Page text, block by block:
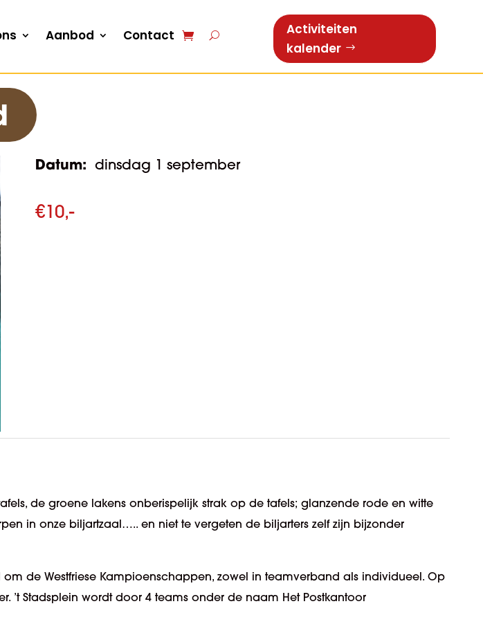
Aanbod Contact
Activiteiten
kalender
Datum: dinsdag 1 september
€10,-
de groene lakens onberispelijk strak op de tafels; glanzende rode en witte
in onze biljartzaal….. en niet te vergeten de biljarters zelf zijn bijzonder
de Westfriese Kampioenschappen, zowel in teamverband als individueel. Op
Stadsplein wordt door 4 teams onder de naam Het Postkantoor